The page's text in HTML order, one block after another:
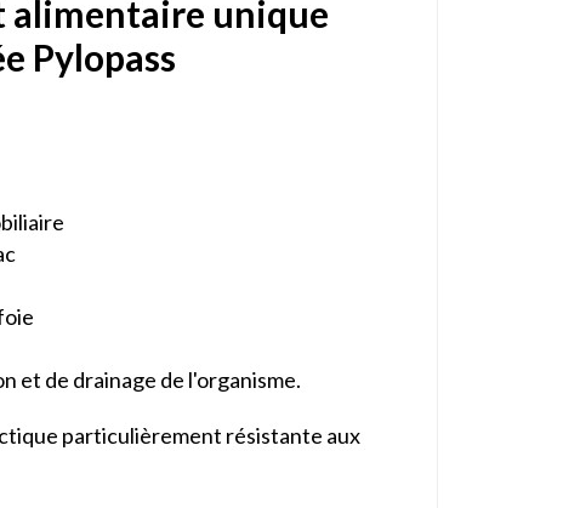
alimentaire unique
Pylopass
et de drainage de l'organisme.
particulièrement résistante aux